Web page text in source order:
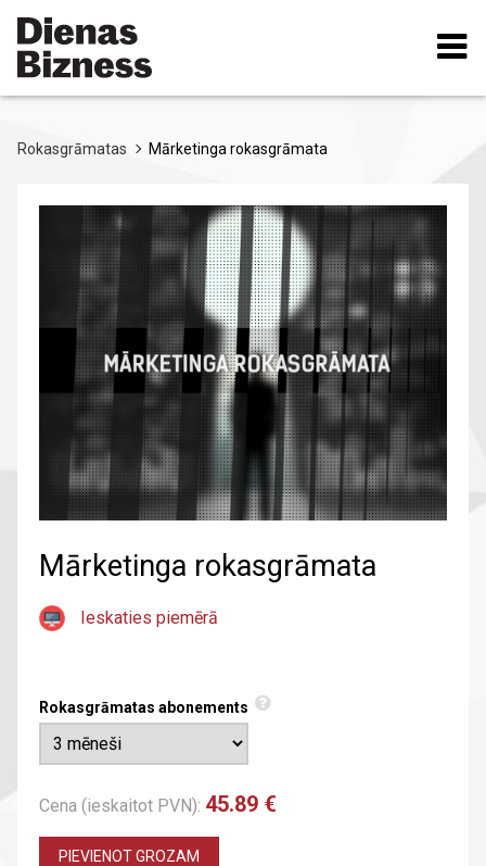
Pārlekt
uz
galveno
saturu
Rokasgrāmatas Mārketinga rokasgrāmata
Mārketinga rokasgrāmata
Ieskaties piemērā
Cena (ieskaitot PVN): 45.89 €
PIEVIENOT GROZAM
Rokasgrāmatas abonements